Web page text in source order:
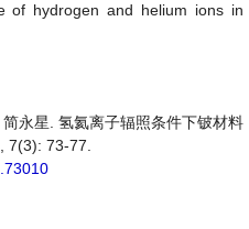
of hydrogen and helium ions in
永星. 氢氦离子辐照条件下铍材料
7(3): 73-77.